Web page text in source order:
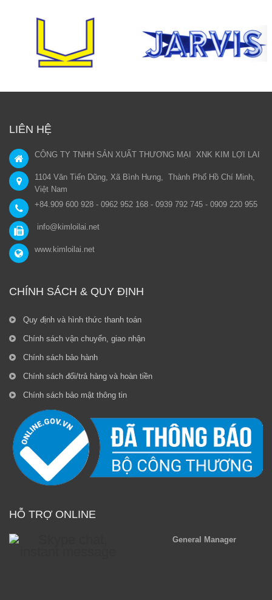
LIÊN HỆ
CÔNG TY TNHH SẢN XUẤT THƯƠNG MẠI XNK KIM LỢI LAI
1104 Văn Tiến Dũng, Xã Bình Hưng, Thành Phố Hồ Chí Minh,
Việt Nam
+84.909 600 928 - 0962 952 168 - 0939 792 745 - 0909 220 955
info@kimloilai.net
www.kimloilai.net
CHÍNH SÁCH & QUY ĐỊNH
Quy định và hình thức thanh toán
Chính sách vận chuyển, giao nhận
Chính sách bảo hành
Chính sách đổi/trả hàng và hoàn tiền
Chính sách bảo mật thông tin
HỖ TRỢ ONLINE
General Manager